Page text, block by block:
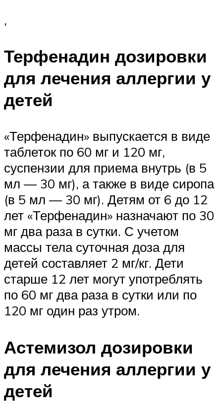
,
Терфенадин дозировки
для лечения аллергии у
детей
«Терфенадин» выпускается в виде
таблеток по 60 мг и 120 мг,
суспензии для приема внутрь (в 5
мл — 30 мг), а также в виде сиропа
(в 5 мл — 30 мг). Детям от 6 до 12
лет «Терфенадин» назначают по 30
мг два раза в сутки. С учетом
массы тела суточная доза для
детей составляет 2 мг/кг. Дети
старше 12 лет могут употреблять
по 60 мг два раза в сутки или по
120 мг один раз утром.
Астемизол дозировки
для лечения аллергии у
детей